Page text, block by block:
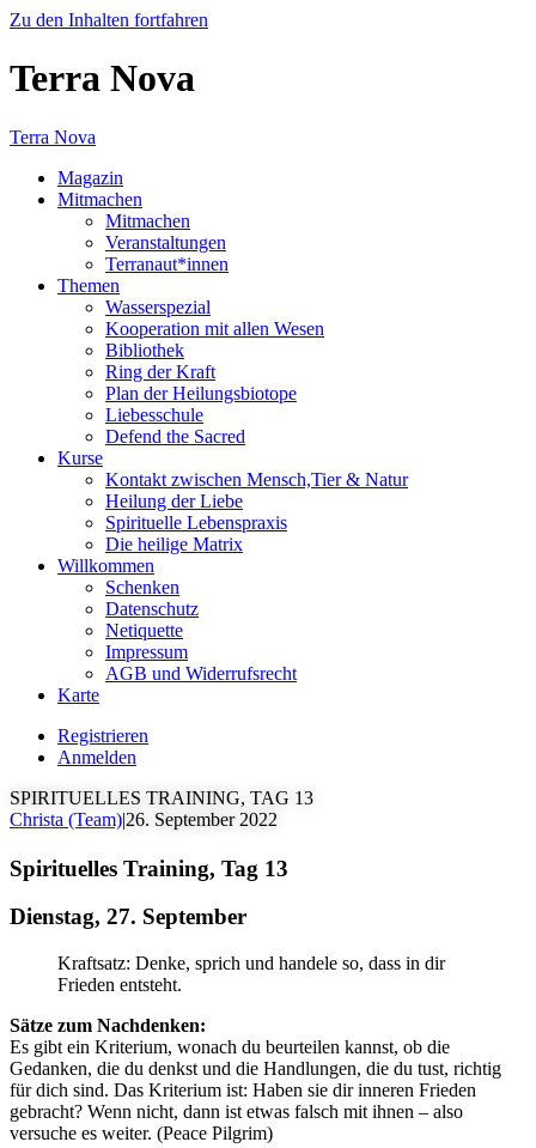
Zu den Inhalten fortfahren
Terra Nova
Terra Nova
Magazin
Mitmachen
Mitmachen
Veranstaltungen
Terranaut*innen
Themen
Wasserspezial
Kooperation mit allen Wesen
Bibliothek
Ring der Kraft
Plan der Heilungsbiotope
Liebesschule
Defend the Sacred
Kurse
Kontakt zwischen Mensch,Tier & Natur
Heilung der Liebe
Spirituelle Lebenspraxis
Die heilige Matrix
Willkommen
Schenken
Datenschutz
Netiquette
Impressum
AGB und Widerrufsrecht
Karte
Registrieren
Anmelden
SPIRITUELLES TRAINING, TAG 13
Christa (Team)|26. September 2022
Spirituelles Training, Tag 13
Dienstag, 27. September
Kraftsatz: Denke, sprich und handele so, dass in dir
Frieden entsteht.
Sätze zum Nachdenken:
Es gibt ein Kriterium, wonach du beurteilen kannst, ob die
Gedanken, die du denkst und die Handlungen, die du tust, richtig
für dich sind. Das Kriterium ist: Haben sie dir inneren Frieden
gebracht? Wenn nicht, dann ist etwas falsch mit ihnen – also
versuche es weiter. (Peace Pilgrim)